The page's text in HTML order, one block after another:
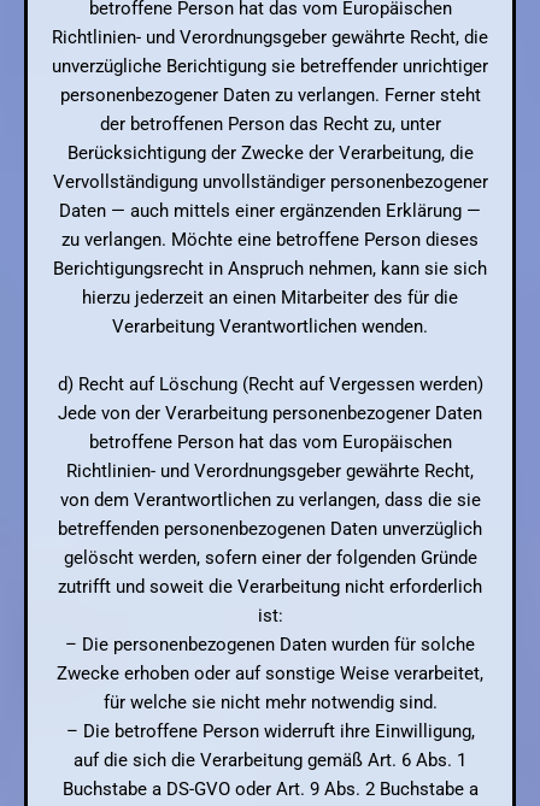
betroffene Person hat das vom Europäischen
Richtlinien- und Verordnungsgeber gewährte Recht, die
unverzügliche Berichtigung sie betreffender unrichtiger
personenbezogener Daten zu verlangen. Ferner steht
der betroffenen Person das Recht zu, unter
Berücksichtigung der Zwecke der Verarbeitung, die
Vervollständigung unvollständiger personenbezogener
Daten — auch mittels einer ergänzenden Erklärung —
zu verlangen. Möchte eine betroffene Person dieses
Berichtigungsrecht in Anspruch nehmen, kann sie sich
hierzu jederzeit an einen Mitarbeiter des für die
Verarbeitung Verantwortlichen wenden.
d) Recht auf Löschung (Recht auf Vergessen werden)
Jede von der Verarbeitung personenbezogener Daten
betroffene Person hat das vom Europäischen
Richtlinien- und Verordnungsgeber gewährte Recht,
von dem Verantwortlichen zu verlangen, dass die sie
betreffenden personenbezogenen Daten unverzüglich
gelöscht werden, sofern einer der folgenden Gründe
zutrifft und soweit die Verarbeitung nicht erforderlich
ist:
– Die personenbezogenen Daten wurden für solche
Zwecke erhoben oder auf sonstige Weise verarbeitet,
für welche sie nicht mehr notwendig sind.
– Die betroffene Person widerruft ihre Einwilligung,
auf die sich die Verarbeitung gemäß Art. 6 Abs. 1
Buchstabe a DS-GVO oder Art. 9 Abs. 2 Buchstabe a